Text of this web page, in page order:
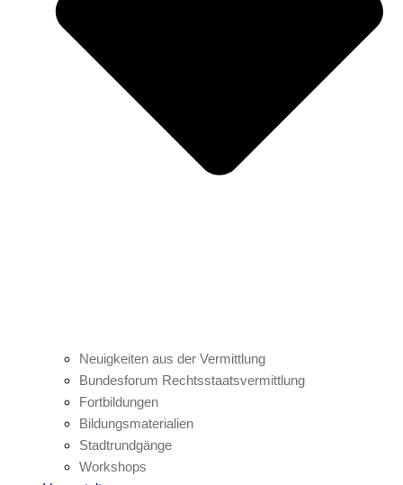
Neuigkeiten aus der Vermittlung
Bundesforum Rechtsstaatsvermittlung
Fortbildungen
Bildungsmaterialien
Stadtrundgänge
Workshops